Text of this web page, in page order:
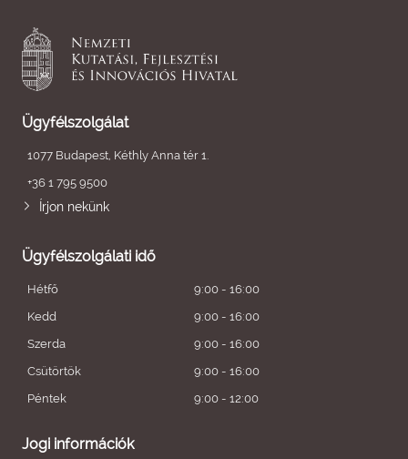
Ügyfélszolgálat
1077 Budapest, Kéthly Anna tér 1.
+36 1 795 9500
Írjon nekünk
Ügyfélszolgálati idő
Hétfő
9:00 - 16:00
Kedd
9:00 - 16:00
Szerda
9:00 - 16:00
Csütörtök
9:00 - 16:00
Péntek
9:00 - 12:00
Jogi információk